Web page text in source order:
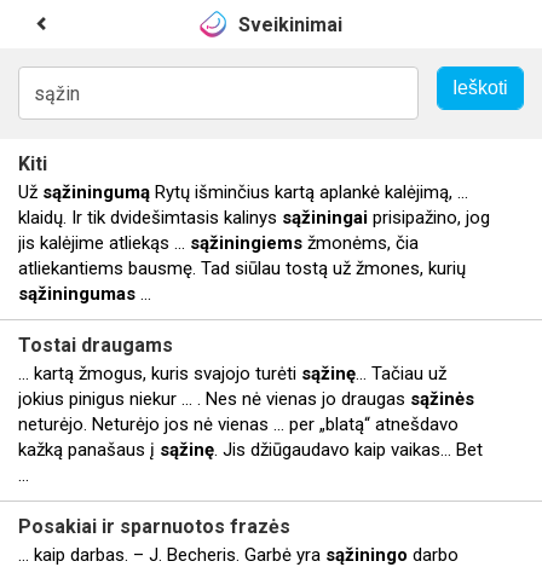
Sveikinimai
Kiti
Už sąžiningumą Rytų išminčius kartą aplankė kalėjimą, ...
klaidų. Ir tik dvidešimtasis kalinys sąžiningai prisipažino, jog
jis kalėjime atliekąs ... sąžiningiems žmonėms, čia
atliekantiems bausmę. Tad siūlau tostą už žmones, kurių
sąžiningumas ...
Tostai draugams
... kartą žmogus, kuris svajojo turėti sąžinę… Tačiau už
jokius pinigus niekur ... . Nes nė vienas jo draugas sąžinės
neturėjo. Neturėjo jos nė vienas ... per „blatą“ atnešdavo
kažką panašaus į sąžinę. Jis džiūgaudavo kaip vaikas… Bet
...
Posakiai ir sparnuotos frazės
... kaip darbas. – J. Becheris. Garbė yra sąžiningo darbo